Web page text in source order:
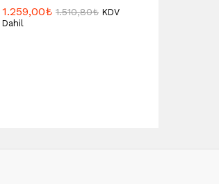
1.259,00₺ 1.510,80₺ KDV
Dahil